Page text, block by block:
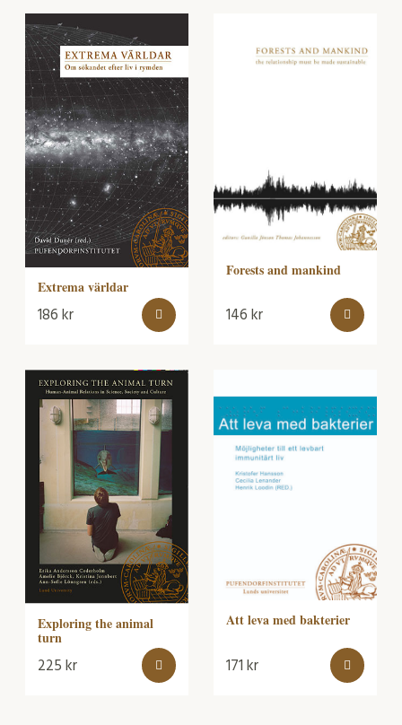
Extrema världar
186kr
Forests and mankind
146kr
Exploring the animal
turn
225kr
Att leva med bakterier
171kr